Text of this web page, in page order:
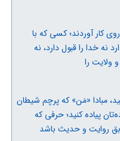
کار آوردند؛ کسی که با
نه خدا را قبول دارد، نه
ولایت را
مبادا «مَن» که پرچم شیطان
پیاده کنید؛ حرفی که
روایت و حدیث باشد